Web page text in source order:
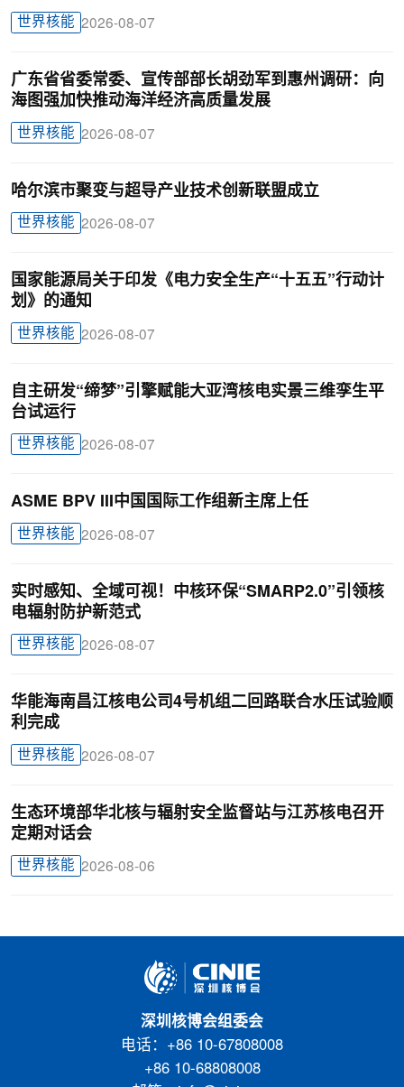
世界核能 2026-08-07
广东省省委常委、宣传部部长胡劲军到惠州调研：向
海图强加快推动海洋经济高质量发展
世界核能 2026-08-07
哈尔滨市聚变与超导产业技术创新联盟成立
世界核能 2026-08-07
国家能源局关于印发《电力安全生产“十五五”行动计
划》的通知
世界核能 2026-08-07
自主研发“缔梦”引擎赋能大亚湾核电实景三维孪生平
台试运行
世界核能 2026-08-07
ASME BPV III中国国际工作组新主席上任
世界核能 2026-08-07
实时感知、全域可视！中核环保“SMARP2.0”引领核
电辐射防护新范式
世界核能 2026-08-07
华能海南昌江核电公司4号机组二回路联合水压试验顺
利完成
世界核能 2026-08-07
生态环境部华北核与辐射安全监督站与江苏核电召开
定期对话会
世界核能 2026-08-06
深圳核博会组委会
电话：+86 10-67808008
+86 10-68808008